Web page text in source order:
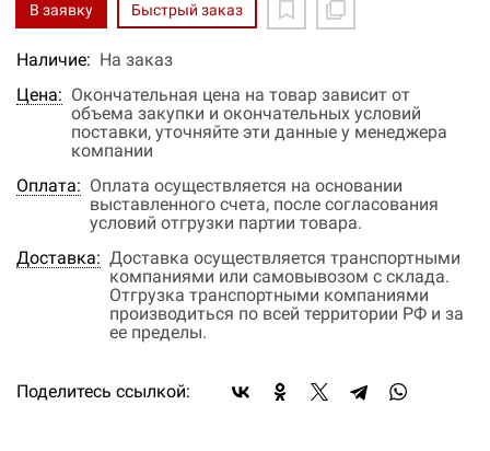
В заявку Быстрый заказ
Наличие: На заказ
Цена: Окончательная цена на товар зависит от
объема закупки и окончательных условий
поставки, уточняйте эти данные у менеджера
компании
Оплата: Оплата осуществляется на основании
выставленного счета, после согласования
условий отгрузки партии товара.
Доставка: Доставка осуществляется транспортными
компаниями или самовывозом с склада.
Отгрузка транспортными компаниями
производиться по всей территории РФ и за
ее пределы.
Поделитесь ссылкой: